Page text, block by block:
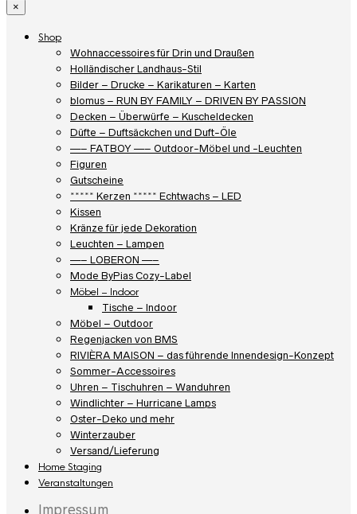
×
Shop
Wohnaccessoires für Drin und Draußen
Holländischer Landhaus-Stil
Bilder – Drucke – Karikaturen – Karten
blomus – RUN BY FAMILY – DRIVEN BY PASSION
Decken – Überwürfe – Kuscheldecken
Düfte – Duftsäckchen und Duft-Öle
—– FATBOY —– Outdoor-Möbel und -Leuchten
Figuren
Gutscheine
***** Kerzen ***** Echtwachs – LED
Kissen
Kränze für jede Dekoration
Leuchten – Lampen
—– LOBERON —–
Mode ByPias Cozy-Label
Möbel – Indoor
Tische – Indoor
Möbel – Outdoor
Regenjacken von BMS
RIVIÈRA MAISON – das führende Innendesign-Konzept
Sommer-Accessoires
Uhren – Tischuhren – Wanduhren
Windlichter – Hurricane Lamps
Oster-Deko und mehr
Winterzauber
Versand/Lieferung
Home Staging
Veranstaltungen
Impressum